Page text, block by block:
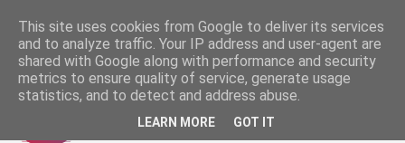
This site uses cookies from Google to deliver its services
and to analyze traffic. Your IP address and user-agent are
shared with Google along with performance and security
metrics to ensure quality of service, generate usage
statistics, and to detect and address abuse.
LEARN MORE GOT IT